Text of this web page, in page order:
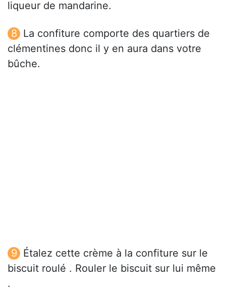
liqueur de mandarine.
La confiture comporte des quartiers de
clémentines donc il y en aura dans votre
bûche.
Étalez cette crème à la confiture sur le
biscuit roulé . Rouler le biscuit sur lui même
.